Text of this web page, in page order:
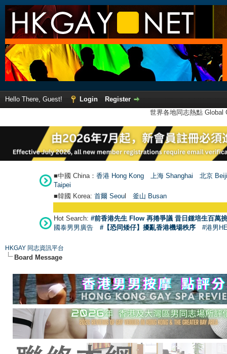
Hello There, Guest! Login
Register
世界各地同志熱點
■中國 China： 香港 Hong Kong 上海 Shanghai
北京
Taipei
■韓國 Korea: 首爾 Seoul 釜山 Busan
Hot Search: #前香港先生 Flow 再捲爭議 昔日鍾培生百萬
國泰男男廣告
#【恐同矮仔】擾亂香港機場秩序 #港男
HKGAY 同志資訊平台
Board Message